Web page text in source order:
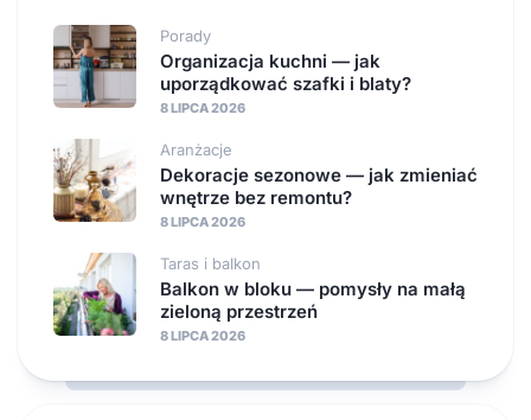
Porady
Organizacja kuchni — jak
uporządkować szafki i blaty?
8 LIPCA 2026
Aranżacje
Dekoracje sezonowe — jak zmieniać
wnętrze bez remontu?
8 LIPCA 2026
Taras i balkon
Balkon w bloku — pomysły na małą
zieloną przestrzeń
8 LIPCA 2026